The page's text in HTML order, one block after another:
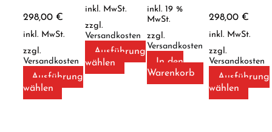
298,00 €
inkl. MwSt.
zzgl.
Versandkosten
Ausführung
wählen
Dieses
Produkt
inkl. MwSt.
zzgl.
Versandkosten
Ausführung
wählen
Dieses
Produkt
inkl. 19 %
MwSt.
zzgl.
Versandkosten
In den
Warenkorb
298,00 €
inkl. MwSt.
zzgl.
Versandkosten
Ausführung
wählen